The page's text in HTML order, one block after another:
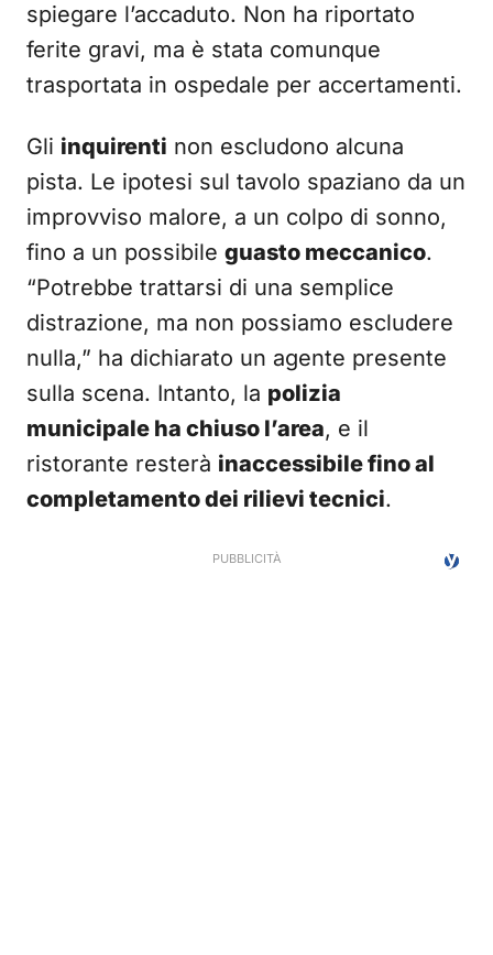
spiegare l’accaduto. Non ha riportato
ferite gravi, ma è stata comunque
trasportata in ospedale per accertamenti.
Gli inquirenti non escludono alcuna
pista. Le ipotesi sul tavolo spaziano da un
improvviso malore, a un colpo di sonno,
fino a un possibile guasto meccanico.
“Potrebbe trattarsi di una semplice
distrazione, ma non possiamo escludere
nulla,” ha dichiarato un agente presente
sulla scena. Intanto, la polizia
municipale ha chiuso l’area, e il
ristorante resterà inaccessibile fino al
completamento dei rilievi tecnici.